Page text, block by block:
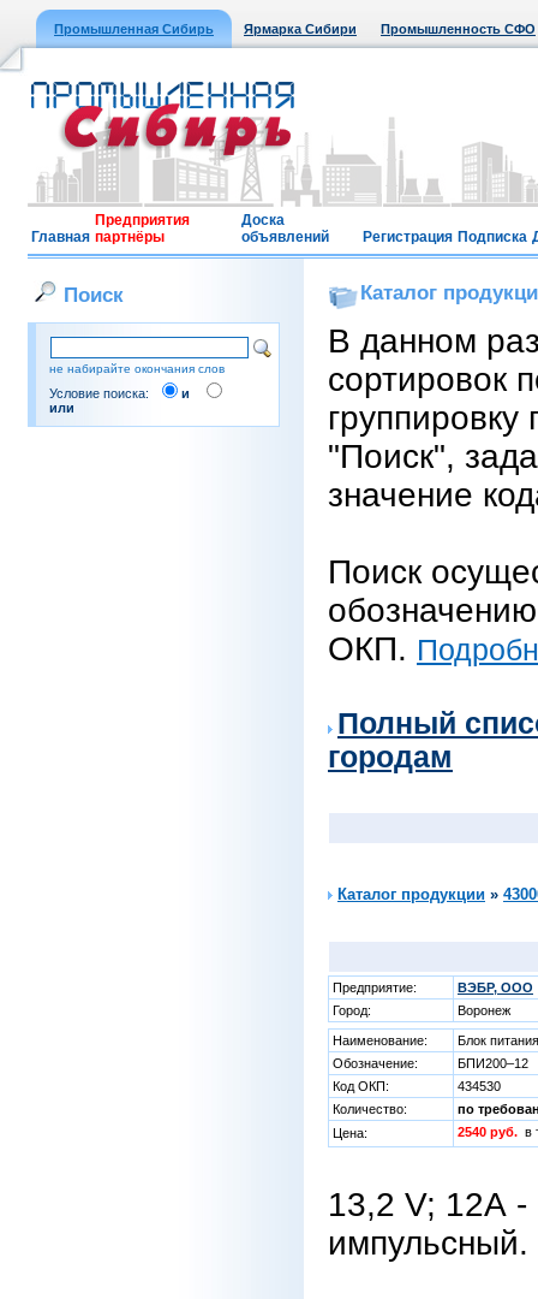
Промышленная Сибирь Ярмарка Сибири Промышленность СФО
Главная
Предприятия
партнёры
Доска
объявлений
Регистрация Подписка
Поиск
не набирайте окончания слов
Условие поиска:
и
или
Каталог
В данном
сортировок
"Поиск",
значение
Поиск
ОКП.
Полный
городам
Каталог продукции »
Предприятие:
ВЭБР, ООО
Город:
Воронеж
Наименование:
Блок
Обозначение:
БПИ200–12
Код ОКП:
434530
Количество:
по
Цена:
2540 руб. в
13,2 V; 12А -
импульсный.